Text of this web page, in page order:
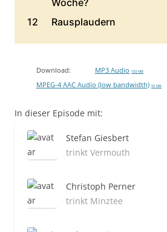
Download: MP3 Audio 103 MB
MPEG-4 AAC Audio (low bandwidth) 55 MB
In dieser Episode mit:
Stefan Giesbert
trinkt Vermouth
Christoph Perner
trinkt Minztee